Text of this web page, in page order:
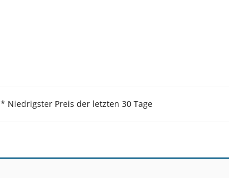
* Niedrigster Preis der letzten 30 Tage